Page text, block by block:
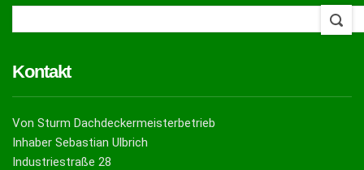
Kontakt
Von Sturm Dachdeckermeisterbetrieb
Inhaber Sebastian Ulbrich
Industriestraße 28